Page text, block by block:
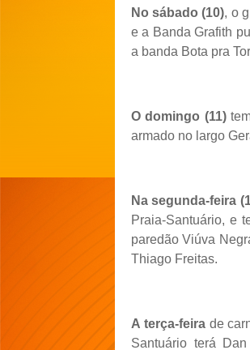
No sábado (10), o
e a Banda Grafith
a banda Bota pra
O domingo (11)
armado no largo
Na segunda-feira
Praia-Santuário, e
paredão Viúva
Thiago Freitas.
A terça-feira de
Santuário terá